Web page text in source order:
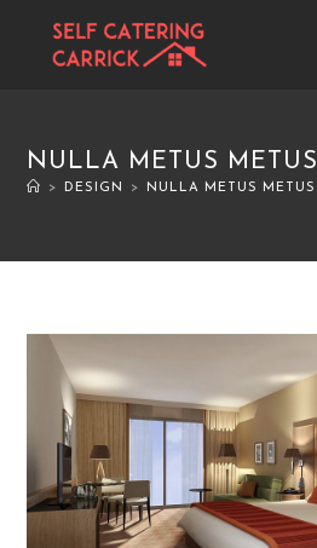
NULLA METUS METUS
> DESIGN > NULLA METUS METUS